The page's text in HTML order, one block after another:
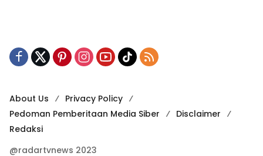
About Us
Privacy Policy
Pedoman Pemberitaan Media Siber
Disclaimer
Redaksi
@radartvnews 2023